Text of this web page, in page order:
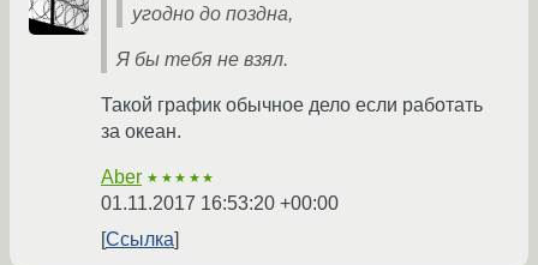
угодно до поздна,
Я бы тебя не взял.
Такой график обычное дело если работать
за океан.
Aber ★★★★★
01.11.2017 16:53:20 +00:00
Ссылка